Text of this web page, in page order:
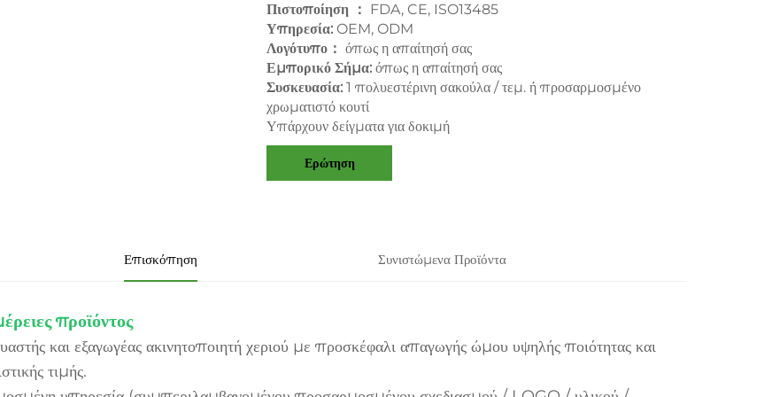
Πιστοποίηση ： FDA, CE, ISO13485
Υπηρεσία: OEM, ODM
Λογότυπο： όπως η απαίτησή σας
Εμπορικό Σήμα: όπως η απαίτησή σας
Συσκευασία: 1 πολυεστέρινη σακούλα / τεμ. ή προσαρμοσμένο
χρωματιστό κουτί
Υπάρχουν δείγματα για δοκιμή
Ερώτηση
Επισκόπηση Συνιστώμενα Προϊόντα
προϊόντος
και εξαγωγέας ακινητοποιητή χεριού με προσκέφαλι απαγωγής ώμου υψηλής ποιότητας και
τιμής.